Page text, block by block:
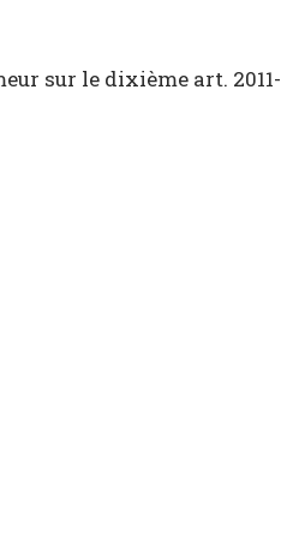
sur le dixième art. 2011-